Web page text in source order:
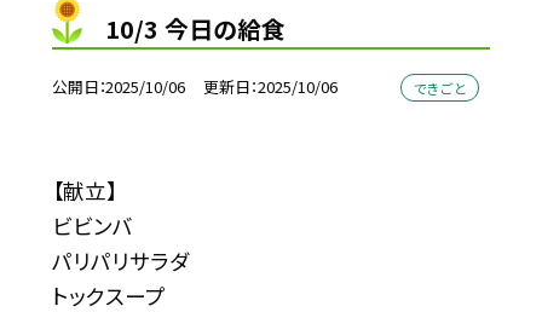
10/3 今日の給食
公開日 2025/10/06 更新日 2025/10/06 できごと
【献立】
ビビンバ
パリパリサラダ
トックスープ